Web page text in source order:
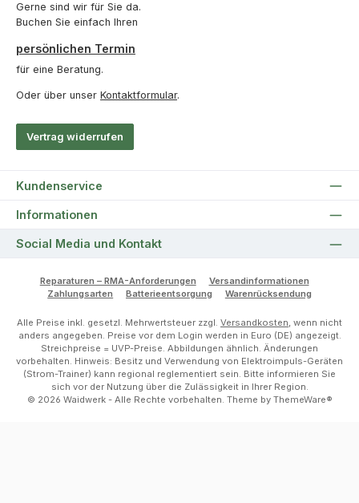
Gerne sind wir für Sie da.
Buchen Sie einfach Ihren
persönlichen Termin
für eine Beratung.
Oder über unser Kontaktformular.
Vertrag widerrufen
Kundenservice
Informationen
Social Media und Kontakt
Reparaturen – RMA-Anforderungen
Versandinformationen
Zahlungsarten
Batterieentsorgung Warenrücksendung
Alle Preise inkl. gesetzl. Mehrwertsteuer zzgl. Versandkosten, wenn nicht
anders angegeben. Preise vor dem Login werden in Euro (DE) angezeigt.
Streichpreise = UVP-Preise. Abbildungen ähnlich. Änderungen
vorbehalten. Hinweis: Besitz und Verwendung von Elektroimpuls-Geräten
(Strom-Trainer) kann regional reglementiert sein. Bitte informieren Sie
sich vor der Nutzung über die Zulässigkeit in Ihrer Region.
© 2026 Waidwerk - Alle Rechte vorbehalten. Theme by ThemeWare®